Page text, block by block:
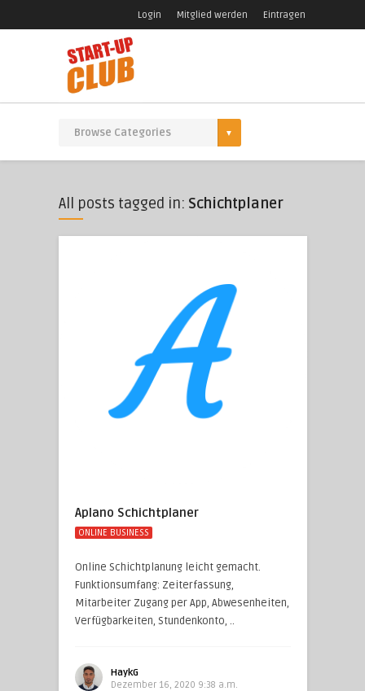
Login Mitglied werden Eintragen
All posts tagged in: Schichtplaner
Aplano Schichtplaner
ONLINE BUSINESS
Online Schichtplanung leicht gemacht.
Funktionsumfang: Zeiterfassung,
Mitarbeiter Zugang per App, Abwesenheiten,
Verfügbarkeiten, Stundenkonto, ..
HaykG
Dezember 16, 2020 9:38 a.m.